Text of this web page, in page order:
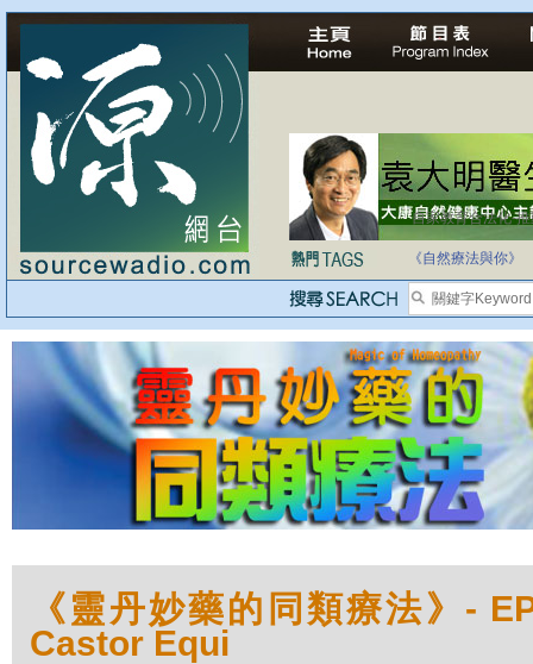
自家教育合法化-
《自然療法與你》
《靈丹妙藥的同類療法》-
Castor Equi